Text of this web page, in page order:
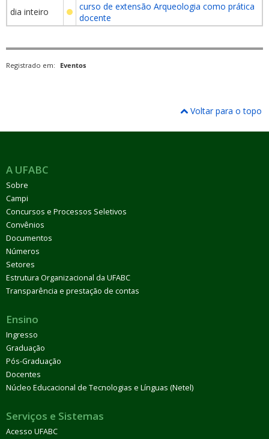
dia inteiro
curso de extensão Arqueologia como prática
docente
Registrado em: Eventos
Voltar para o topo
A UFABC
Sobre
Campi
Concursos e Processos Seletivos
Convênios
Documentos
Números
Setores
Estrutura Organizacional da UFABC
Transparência e prestação de contas
Ensino
Ingresso
Graduação
Pós-Graduação
Docentes
Núcleo Educacional de Tecnologias e Línguas (Netel)
Serviços e Sistemas
Acesso UFABC